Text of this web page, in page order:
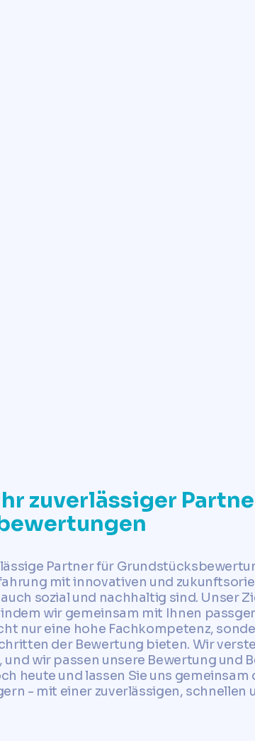
zuverlässiger
Partner für
mit innovativen und
sozial und nachhaltig sind. Unser
wir gemeinsam mit Ihnen
nur eine hohe Fachkompetenz,
der Bewertung bieten. Wir
wir passen unsere Bewertung und
heute und lassen Sie uns
- mit einer zuverlässigen,